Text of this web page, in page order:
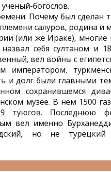
богослов.
Почему был сделан
салуров, родина и
(или же Ираке), многие
себя султаном и
вел войны с
императором,
и долг были главными
сохранившемся
музее. В нем 1500
туюгов. Последнюю
вел именно
но не турецкий